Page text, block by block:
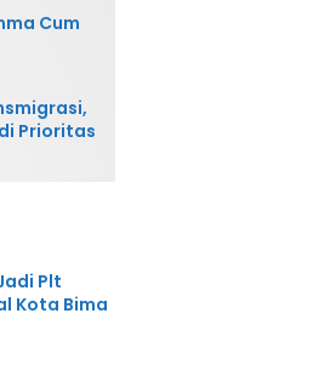
Cum
Prioritas
Plt
Kota Bima